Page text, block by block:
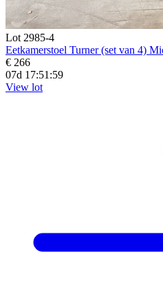
Lot 2985-4
Eetkamerstoel Turner (set van 4)
€ 266
07d 17:51:57
View lot